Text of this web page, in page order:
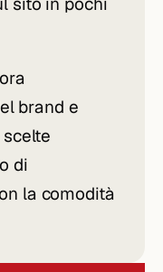
brand e
di
la comodità